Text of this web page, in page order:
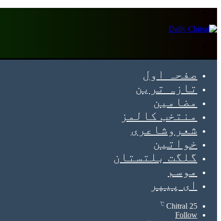
صفحہ اول
تازہ ترین
مضامین
منتخب کالمز
شعروشاعری
خواتین
گلگت بلتستان
موسم
ای پیپر
Chitral 25
℃
Follow